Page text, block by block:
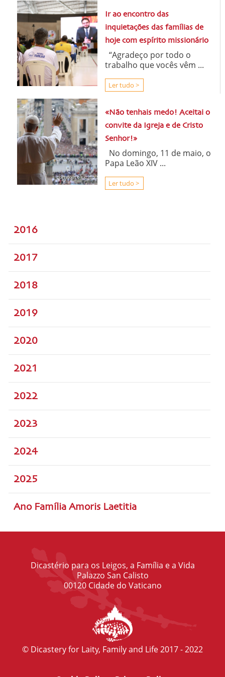
Ir ao encontro das
inquietações das famílias de
hoje com espírito missionário
“Agradeço por todo o
trabalho que vocês vêm ...
Ler tudo >
«Não tenhais medo! Aceitai o
convite da Igreja e de Cristo
Senhor!»
No domingo, 11 de maio, o
Papa Leão XIV ...
Ler tudo >
2016
2017
2018
2019
2020
2021
2022
2023
2024
2025
Ano Família Amoris Laetitia
Dicastério para os Leigos, a Família e a Vida
Palazzo San Calisto
00120 Cidade do Vaticano
© Dicastery for Laity, Family and Life 2017 - 2022